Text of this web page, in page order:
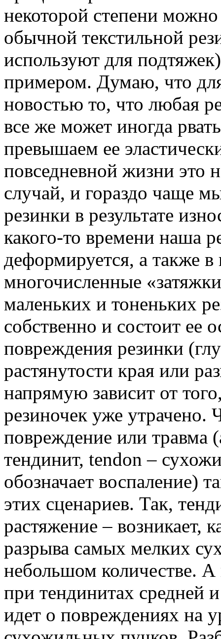
некоторой степени
обычной текстильной
используют для
примером. Думаю, что
новостью то, что любая
все же может иногда
превышаем ее
повседневной жизни это
случай, и гораздо чаще
резинки в результате
какого-то времени наша
деформируется, а также в
многочисленные
маленьких и тоненьких
собственно и состоит ее
повреждения резинки
растянутости края или
напрямую зависит от
резиночек уже утрачено.
повреждение или травма
тендинит, tendon –
обозначает воспаление)
этих сценариев. Так,
растяжение – возникает,
разрыва самых мелких
небольшом количестве. А
при тендинитах средней
идет о повреждениях на